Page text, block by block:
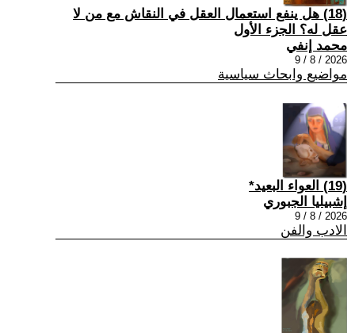
(18) هل ينفع استعمال العقل في النقاش مع من لا
عقل له؟ الجزء الأول
محمد إنفي
2026 / 8 / 9
مواضيع وابحاث سياسية
(19) العواء البعيد*
إشبيليا الجبوري
2026 / 8 / 9
الادب والفن